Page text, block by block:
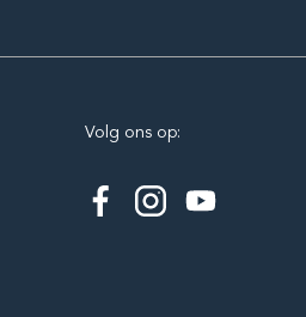
Volg ons op: